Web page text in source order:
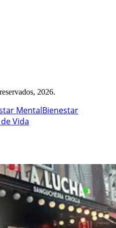
2026.
MentalBienestar
Vida